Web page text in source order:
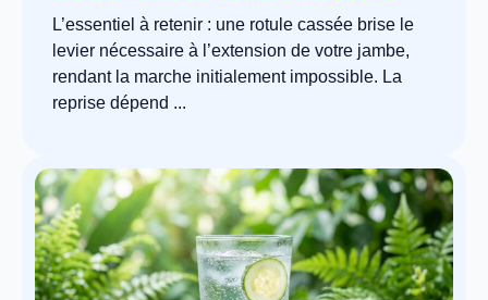
L’essentiel à retenir : une rotule cassée brise le
levier nécessaire à l’extension de votre jambe,
rendant la marche initialement impossible. La
reprise dépend ...